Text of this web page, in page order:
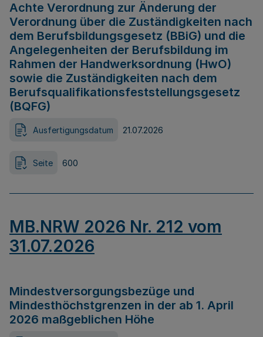
Achte Verordnung zur Änderung der
Verordnung über die Zuständigkeiten nach
dem Berufsbildungsgesetz (BBiG) und die
Angelegenheiten der Berufsbildung im
Rahmen der Handwerksordnung (HwO)
sowie die Zuständigkeiten nach dem
Berufsqualifikationsfeststellungsgesetz
(BQFG)
Ausfertigungsdatum 21.07.2026
Seite 600
MB.NRW 2026 Nr. 212 vom
31.07.2026
Mindestversorgungsbezüge und
Mindesthöchstgrenzen in der ab 1. April
2026 maßgeblichen Höhe